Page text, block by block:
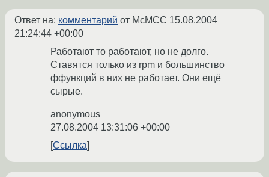
Ответ на: комментарий от McMCC 15.08.2004
21:24:44 +00:00
Работают то работают, но не долго.
Ставятся только из rpm и большинство
ффункций в них не работает. Они ещё
сырые.
anonymous
27.08.2004 13:31:06 +00:00
Ссылка